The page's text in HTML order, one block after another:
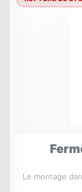
Le montage